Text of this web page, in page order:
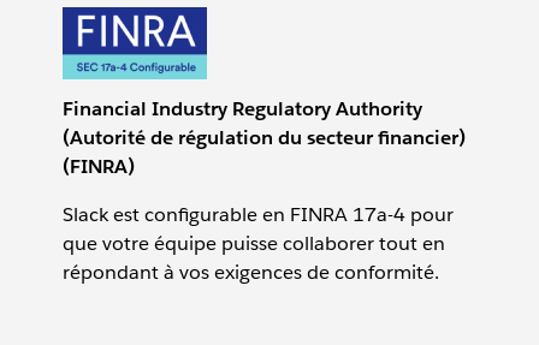
Financial Industry Regulatory Authority
(Autorité de régulation du secteur financier)
(FINRA)
Slack est configurable en FINRA 17a-4 pour
que votre équipe puisse collaborer tout en
répondant à vos exigences de conformité.